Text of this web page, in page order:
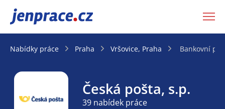
JenPráce.cz
Nabídky práce Praha Vršovice, Praha Bankovní
Česká pošta, s.p.
39 nabídek práce